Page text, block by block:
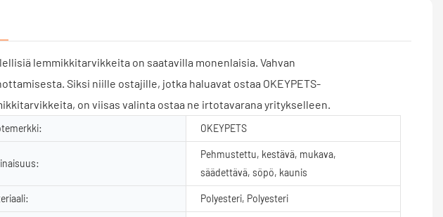
lemmikkitarvikkeita on saatavilla monenlaisia. Vahvan
Siksi niille ostajille, jotka haluavat ostaa OKEYPETS-
on viisas valinta ostaa ne irtotavarana yritykselleen.
OKEYPETS
Pehmustettu, kestävä, mukava,
säädettävä, söpö, kaunis
Polyesteri, Polyesteri